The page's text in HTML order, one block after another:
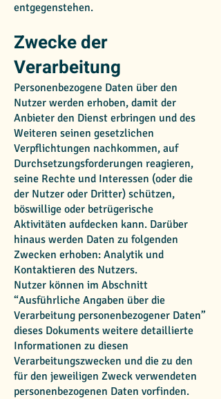
entgegenstehen.
Zwecke der
Verarbeitung
Personenbezogene Daten über den
Nutzer werden erhoben, damit der
Anbieter den Dienst erbringen und des
Weiteren seinen gesetzlichen
Verpflichtungen nachkommen, auf
Durchsetzungsforderungen reagieren,
seine Rechte und Interessen (oder die
der Nutzer oder Dritter) schützen,
böswillige oder betrügerische
Aktivitäten aufdecken kann. Darüber
hinaus werden Daten zu folgenden
Zwecken erhoben: Analytik und
Kontaktieren des Nutzers.
Nutzer können im Abschnitt
“Ausführliche Angaben über die
Verarbeitung personenbezogener Daten”
dieses Dokuments weitere detaillierte
Informationen zu diesen
Verarbeitungszwecken und die zu den
für den jeweiligen Zweck verwendeten
personenbezogenen Daten vorfinden.